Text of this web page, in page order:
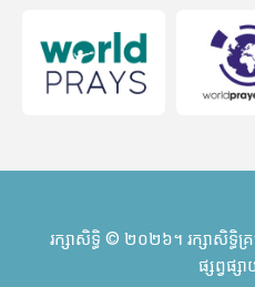
រក្សាសិទ្ធិ © ២០២៦។ រក្សាសិទ្
ផ្សព្វផ្ស